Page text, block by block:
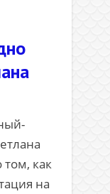
том, как
на